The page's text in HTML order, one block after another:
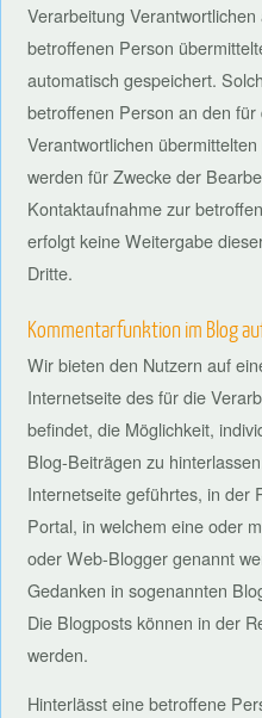
Verarbeitung
betroffenen Person
automatisch gespeichert.
betroffenen Person an den für
Verantwortlichen
werden für Zwecke der
Kontaktaufnahme zur
erfolgt keine Weitergabe
Dritte.
Kommentarfunktion im Blog
Wir bieten den Nutzern auf
Internetseite des für die
befindet, die Möglichkeit,
Blog-Beiträgen zu
Internetseite geführtes, in der
Portal, in welchem eine oder
oder Web-Blogger genannt
Gedanken in sogenannten
Die Blogposts können in der
werden.
Hinterlässt eine betroffene